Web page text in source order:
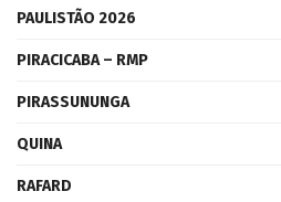
PAULISTÃO 2026
PIRACICABA – RMP
PIRASSUNUNGA
QUINA
RAFARD